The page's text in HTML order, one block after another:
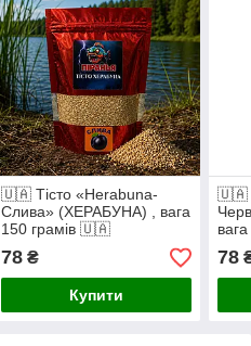
🇺🇦 Тісто «Herabuna-
Слива» (ХЕРАБУНА) , вага
150 грамів 🇺🇦
78₴
Купити
🇺🇦
78